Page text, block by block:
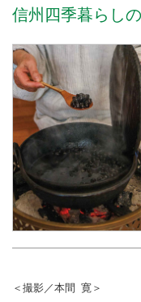
信州四季暮らし
＜撮影／本間 寛＞